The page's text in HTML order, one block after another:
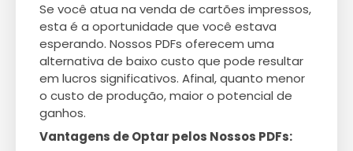
Se você atua na venda de cartões impressos,
esta é a oportunidade que você estava
esperando. Nossos PDFs oferecem uma
alternativa de baixo custo que pode resultar
em lucros significativos. Afinal, quanto menor
o custo de produção, maior o potencial de
ganhos.
Vantagens de Optar pelos Nossos PDFs: